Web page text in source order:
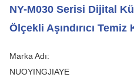
NY-M030 Serisi Dijital
Ölçekli Aşındırıcı Temiz
Marka Adı:
NUOYINGJIAYE